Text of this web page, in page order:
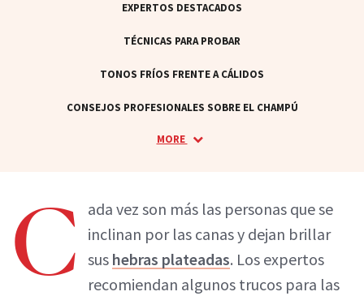
EXPERTOS DESTACADOS
TÉCNICAS PARA PROBAR
TONOS FRÍOS FRENTE A CÁLIDOS
CONSEJOS PROFESIONALES SOBRE EL CHAMPÚ
MORE
C
ada vez son más las personas que se
inclinan por las canas y dejan brillar
sus hebras plateadas. Los expertos
recomiendan algunos trucos para las